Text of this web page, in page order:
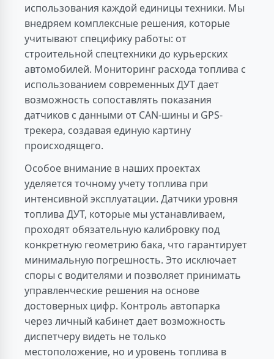
использования каждой единицы техники. Мы
внедряем комплексные решения, которые
учитывают специфику работы: от
строительной спецтехники до курьерских
автомобилей. Мониторинг расхода топлива с
использованием современных ДУТ дает
возможность сопоставлять показания
датчиков с данными от CAN-шины и GPS-
трекера, создавая единую картину
происходящего.
Особое внимание в наших проектах
уделяется точному учету топлива при
интенсивной эксплуатации. Датчики уровня
топлива ДУТ, которые мы устанавливаем,
проходят обязательную калибровку под
конкретную геометрию бака, что гарантирует
минимальную погрешность. Это исключает
споры с водителями и позволяет принимать
управленческие решения на основе
достоверных цифр. Контроль автопарка
через личный кабинет дает возможность
диспетчеру видеть не только
местоположение, но и уровень топлива в